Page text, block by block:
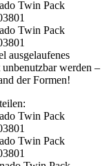
ausgelaufenes
werden –
der Formen!